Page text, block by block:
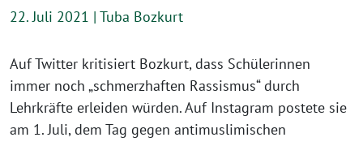
22. Juli 2021 | Tuba Bozkurt
Auf Twitter kritisiert Bozkurt, dass Schülerinnen
immer noch „schmerzhaften Rassismus“ durch
Lehrkräfte erleiden würden. Auf Instagram postete sie
am 1. Juli, dem Tag gegen antimuslimischen